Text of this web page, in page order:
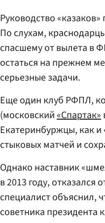
Руководство
По слухам,
спасшему от вылета в
остаться на прежнем
серьезные задачи.
Еще один клуб РФПЛ,
(московский«Спартак»
Екатеринбуржцы, как
стыковых матчей и
Однако наставник
в 2013 году, отказался
специалист объяснил,
советника президента